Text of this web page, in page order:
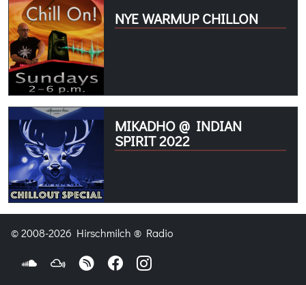
NYE WARMUP CHILLON
MIKADHO @ INDIAN
SPIRIT 2022
© 2008-2026 Hirschmilch ® Radio